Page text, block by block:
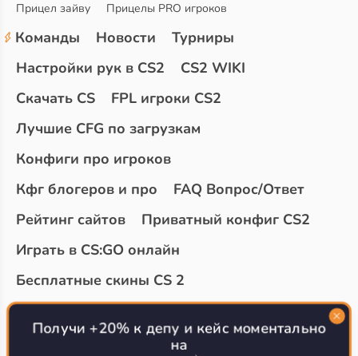
Прицел зайву
Прицелы PRO игроков
Команды Новости
Турниры
Настройки рук в CS2
CS2 WIKI
Скачать CS
FPL игроки CS2
Лучшие CFG по загрузкам
Конфиги про игроков
Кфг блогеров и про
FAQ Вопрос/Ответ
Рейтинг сайтов
Приватный конфиг CS2
Играть в CS:GO онлайн
Бесплатные скины CS 2
Топ сайтов с халявой КС 2
О проекте
Получи +20% к депу и кейс моментально
на